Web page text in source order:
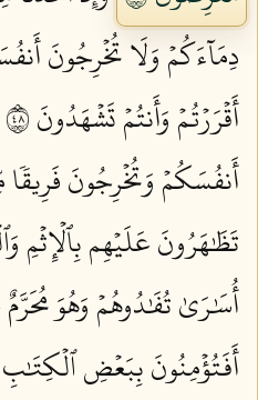
دِمَآءَكُمۡ وَلَا تُخۡرِجُونَ
أَقۡرَرۡتُمۡ وَأَنتُمۡ تَشۡهَدُونَ ٨٤
أَنفُسَكُمۡ وَتُخۡرِجُونَ
تَظَٰهَرُونَ عَلَيۡهِم بِٱلۡإِثۡمِ
أُسَٰرَىٰ تُفَٰدُوهُمۡ وَهُوَ
أَفَتُؤۡمِنُونَ بِبَعۡضِ